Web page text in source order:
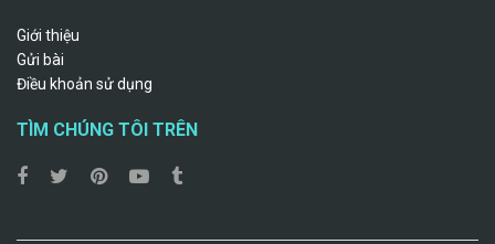
Giới thiệu
Gửi bài
Điều khoản sử dụng
TÌM CHÚNG TÔI TRÊN